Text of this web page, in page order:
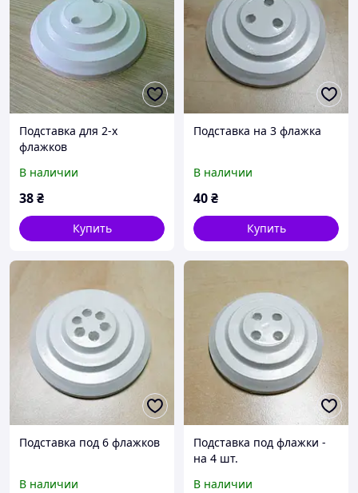
Подставка для 2-х
флажков
В наличии
38₴
Купить
Подставка на 3 флажка
В наличии
40₴
Купить
Подставка под 6 флажков
В наличии
Подставка под флажки -
на 4 шт.
В наличии